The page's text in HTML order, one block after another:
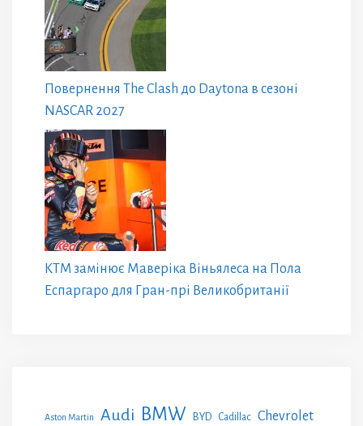
Повернення The Clash до Daytona в сезоні
NASCAR 2027
KTM замінює Маверіка Віньялеса на Пола
Еспаргаро для Гран-прі Великобританії
Aston Martin Audi BMW BYD Cadillac Chevrolet